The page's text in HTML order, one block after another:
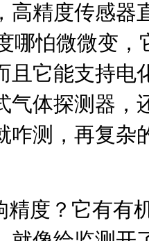
高精度传感器
哪怕微微变，
且它能支持电
气体探测器，
咋测，再复杂
精度？它有有